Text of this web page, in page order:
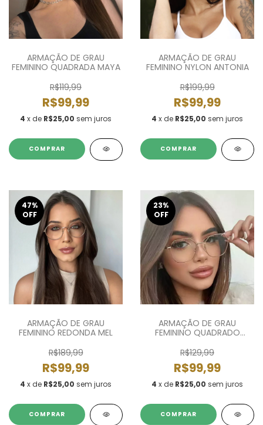
ARMAÇÃO DE GRAU
FEMININO QUADRADA MAYA
R$119,99
R$99,99
4 x de R$25,00 sem juros
COMPRAR
ARMAÇÃO DE GRAU
FEMININO NYLON ANTONIA
R$199,99
R$99,99
4 x de R$25,00 sem juros
COMPRAR
47%
OFF
ARMAÇÃO DE GRAU
FEMININO REDONDA MEL
R$189,99
R$99,99
4 x de R$25,00 sem juros
COMPRAR
23%
OFF
ARMAÇÃO DE GRAU
FEMININO QUADRADO
R$129,99
R$99,99
4 x de R$25,00 sem juros
COMPRAR